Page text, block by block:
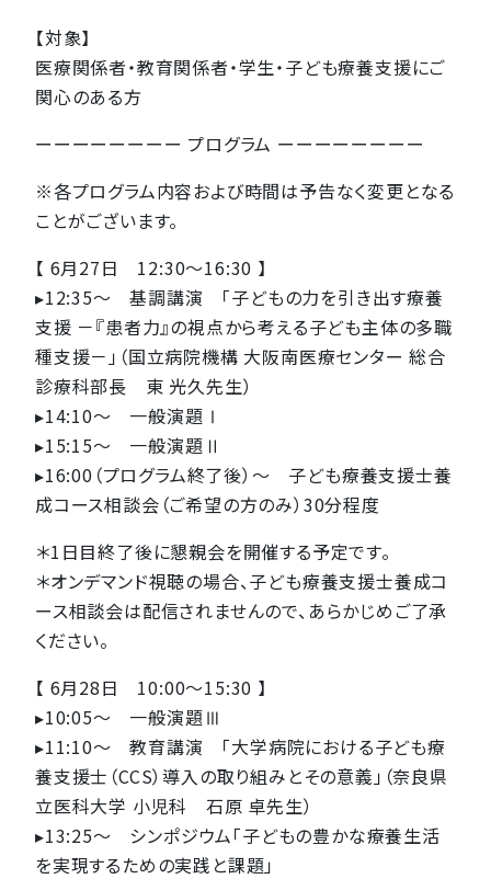
【対象】
医療関係者・教育関係者・学生・子ども療養支援にご
関心のある方
ーーーーーーーー プログラム ーーーーーーーー
※各プログラム内容および時間は予告なく変更となる
ことがございます。
【 6月27日 12:30～16:30 】
▸12:35～ 基調講演 「子どもの力を引き出す療養
支援 －『患者力』の視点から考える子ども主体の多職
種支援－」（国立病院機構 大阪南医療センター 総合
診療科部長 東 光久先生）
▸14:10～ 一般演題Ⅰ
▸15:15～ 一般演題Ⅱ
▸16:00（プログラム終了後）〜 子ども療養支援士養
成コース相談会（ご希望の方のみ）30分程度
＊1日目終了後に懇親会を開催する予定です。
＊オンデマンド視聴の場合、子ども療養支援士養成コ
ース相談会は配信されませんので、あらかじめご了承
ください。
【 6月28日 10:00～15:30 】
▸10:05～ 一般演題Ⅲ
▸11:10～ 教育講演 「大学病院における子ども療
養支援士（CCS）導入の取り組みとその意義」（奈良県
立医科大学 小児科 石原 卓先生）
▸13:25～ シンポジウム「子どもの豊かな療養生活
を実現するための実践と課題」